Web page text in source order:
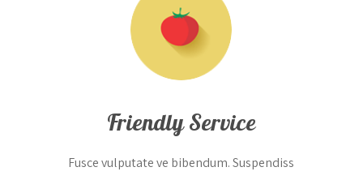
Friendly Service
Fusce vulputate ve bibendum. Suspendiss